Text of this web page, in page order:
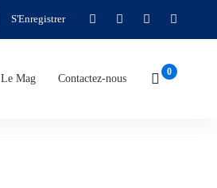
S'Enregistrer
Le Mag Contactez-nous